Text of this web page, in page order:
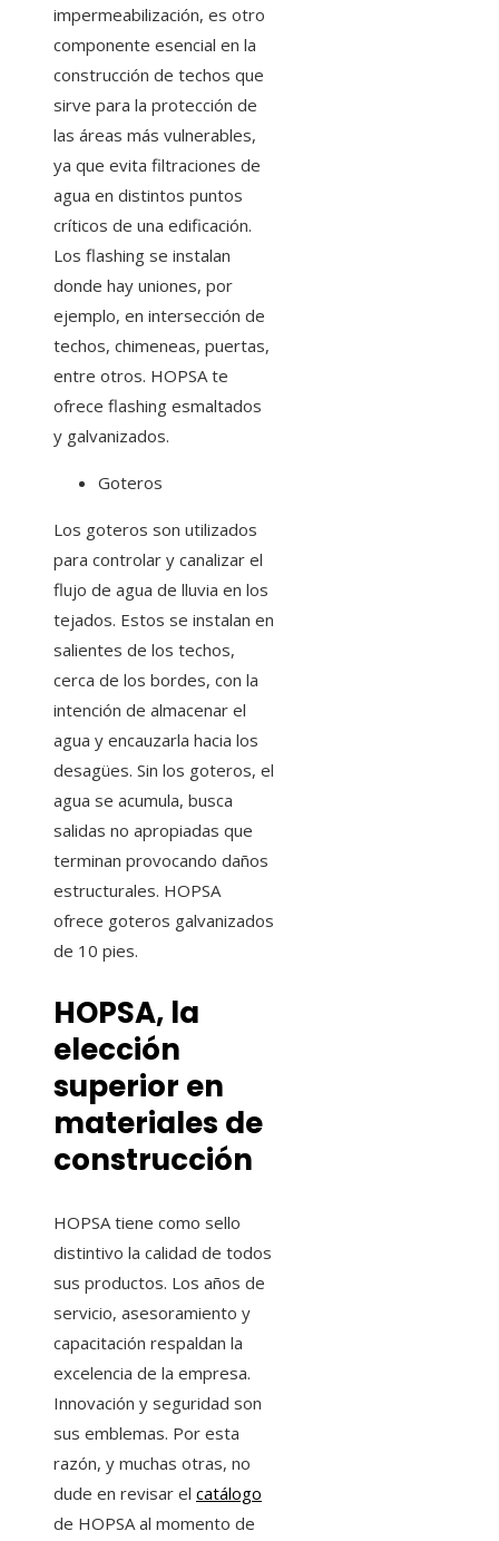
impermeabilización, es otro
componente esencial en la
construcción de techos que
sirve para la protección de
las áreas más vulnerables,
ya que evita filtraciones de
agua en distintos puntos
críticos de una edificación.
Los flashing se instalan
donde hay uniones, por
ejemplo, en intersección de
techos, chimeneas, puertas,
entre otros. HOPSA te
ofrece flashing esmaltados
y galvanizados.
Goteros
Los goteros son utilizados
para controlar y canalizar el
flujo de agua de lluvia en los
tejados. Estos se instalan en
salientes de los techos,
cerca de los bordes, con la
intención de almacenar el
agua y encauzarla hacia los
desagües. Sin los goteros, el
agua se acumula, busca
salidas no apropiadas que
terminan provocando daños
estructurales. HOPSA
ofrece goteros galvanizados
de 10 pies.
HOPSA, la
elección
superior en
materiales de
construcción
HOPSA tiene como sello
distintivo la calidad de todos
sus productos. Los años de
servicio, asesoramiento y
capacitación respaldan la
excelencia de la empresa.
Innovación y seguridad son
sus emblemas. Por esta
razón, y muchas otras, no
dude en revisar el catálogo
de HOPSA al momento de